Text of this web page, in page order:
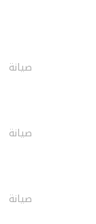
صيانة
صيانة
صيانة